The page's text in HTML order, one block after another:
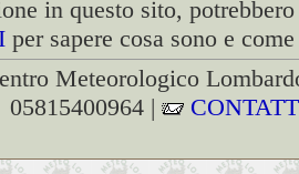
in questo sito,
per sapere cosa sono e
Meteorologico
05815400964 |